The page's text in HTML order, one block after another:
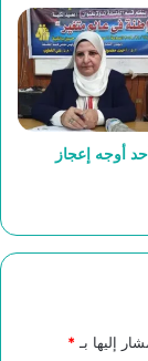
أوجه إعجاز
إليها بـ*